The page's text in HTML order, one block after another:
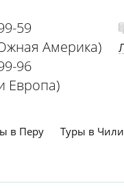
59
Америка)
96
Европа)
в Перу Туры в Чили